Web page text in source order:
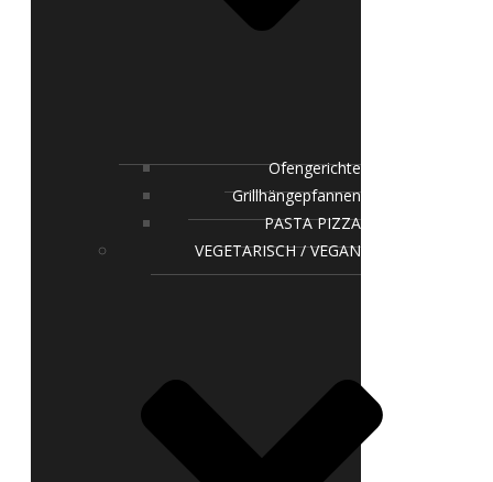
Ofengerichte
Grillhängepfannen
PASTA PIZZA
VEGETARISCH / VEGAN